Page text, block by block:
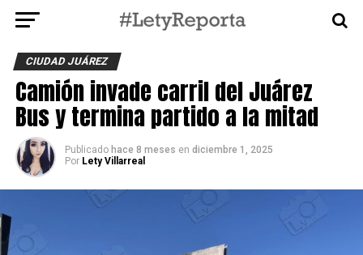
CIUDAD JUÁREZ
Camión invade carril del Juárez
Bus y termina partido a la mitad
Publicado hace 8 meses en diciembre 1, 2025
Por Lety Villarreal